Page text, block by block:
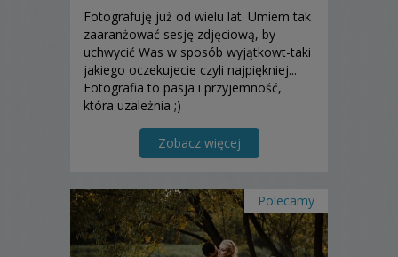
Fotografuję już od wielu lat. Umiem tak
zaaranżować sesję zdjęciową, by
uchwycić Was w sposób wyjątkowt-taki
jakiego oczekujecie czyli najpiękniej...
Fotografia to pasja i przyjemność,
która uzależnia ;)
Zobacz więcej
Polecamy